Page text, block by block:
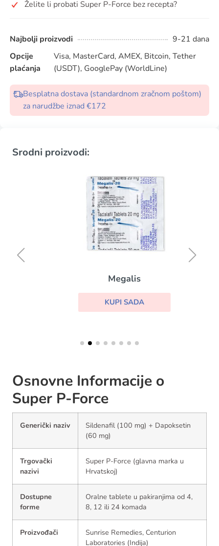
Želite li probati Super P-Force bez recepta?
Najbolji proizvodi
9-21 dana
Opcije
plaćanja
Visa, MasterCard, AMEX, Bitcoin, Tether
(USDT), GooglePay (WorldLine)
Besplatna dostava (standardnom zračnom poštom)
za narudžbe iznad €172
Srodni proizvodi:
Megalis
KUPI SADA
Osnovne Informacije o
Super P-Force
Generički naziv
Sildenafil (100 mg) + Dapoksetin
(60 mg)
Trgovački
nazivi
Super P-Force (glavna marka u
Hrvatskoj)
Dostupne
forme
Oralne tablete u pakiranjima od 4,
8, 12 ili 24 komada
Proizvođači
Sunrise Remedies, Centurion
Laboratories (Indija)